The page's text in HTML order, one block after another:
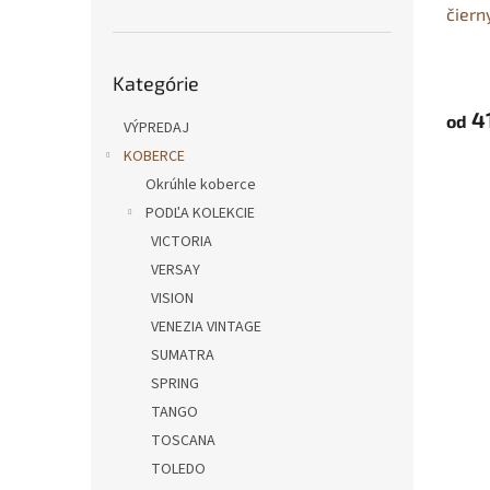
kategórie
Kategórie
VÝPREDAJ
KOBERCE
Okrúhle koberce
PODĽA KOLEKCIE
VICTORIA
VERSAY
VISION
VENEZIA VINTAGE
SUMATRA
SPRING
TANGO
TOSCANA
TOLEDO
od